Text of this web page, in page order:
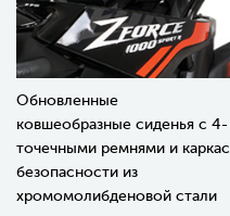
Обновленные
ковшеобразные сиденья с 4-
точечными ремнями и каркас
безопасности из
хромомолибденовой стали